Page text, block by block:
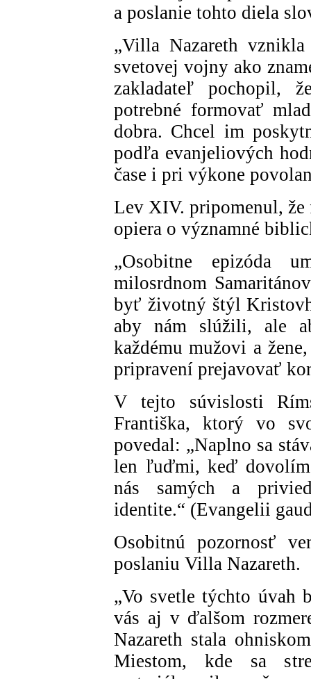
a poslanie tohto diela
„Villa Nazareth
svetovej vojny ako
zakladateľ pochopil,
potrebné formovať
dobra. Chcel im
podľa evanjeliových
čase i pri výkone
Lev XIV. pripomenul, že
opiera o významné
„Osobitne epizóda
milosrdnom
byť životný štýl
aby nám slúžili, ale
každému mužovi a
pripravení prejavovať
V tejto súvislosti
Františka, ktorý vo
povedal: „Naplno sa
len ľuďmi, keď
nás samých a
identite.“ (Evangelii
Osobitnú pozornosť
poslaniu Villa Nazareth.
„Vo svetle týchto úvah
vás aj v ďalšom
Nazareth stala
Miestom, kde sa